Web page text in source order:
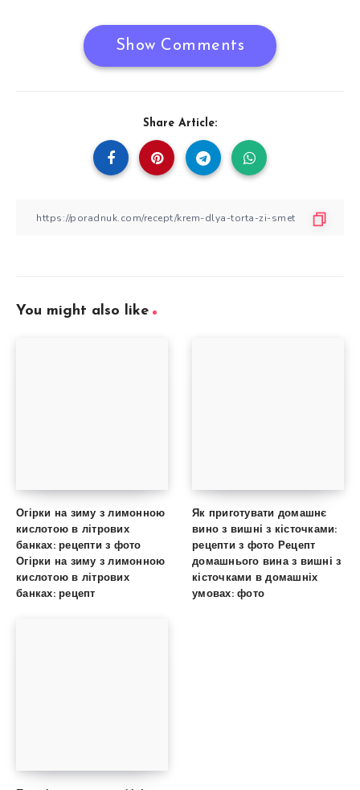
Show Comments
Share Article:
You might also like
Огірки на зиму з лимонною
кислотою в літрових
банках: рецепти з фото
Огірки на зиму з лимонною
кислотою в літрових
банках: рецепт
Як приготувати домашнє
вино з вишні з кісточками:
рецепти з фото Рецепт
домашнього вина з вишні з
кісточками в домашніх
умовах: фото